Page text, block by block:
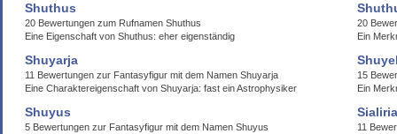
Shuthus
20 Bewertungen zum Rufnamen Shuthus
Eine Eigenschaft von Shuthus: eher eigenständig
20
Ein
Shuyarja
11 Bewertungen zur Fantasyfigur mit dem Namen Shuyarja
Eine Charaktereigenschaft von Shuyarja: fast ein Astrophysiker
15
Ein
Shuyus
5 Bewertungen zur Fantasyfigur mit dem Namen Shuyus
Sialiria
11